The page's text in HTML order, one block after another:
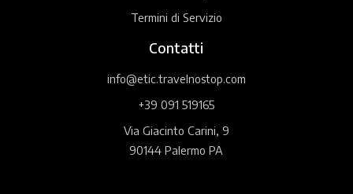
Termini di Servizio
Contatti
info@etic.travelnostop.com
+39 091 519165
Via Giacinto Carini, 9
90144 Palermo PA